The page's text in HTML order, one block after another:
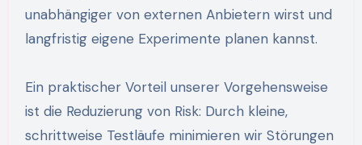
unabhängiger von externen Anbietern wirst und
langfristig eigene Experimente planen kannst.
Ein praktischer Vorteil unserer Vorgehensweise
ist die Reduzierung von Risk: Durch kleine,
schrittweise Testläufe minimieren wir Störungen